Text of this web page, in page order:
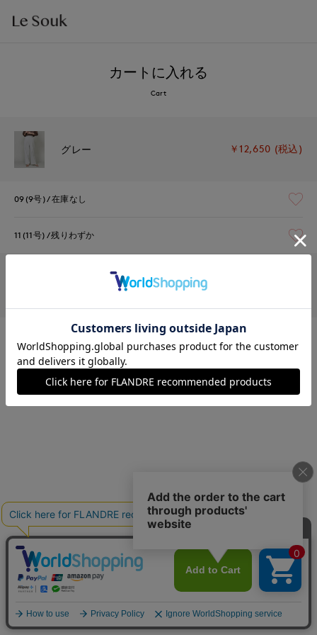
カートに入れる
Cart
グレー ￥12,650 (税込)
09(9号) 在庫なし
11(11号) 残りわずか
在庫あり
11(11号) 在庫なし